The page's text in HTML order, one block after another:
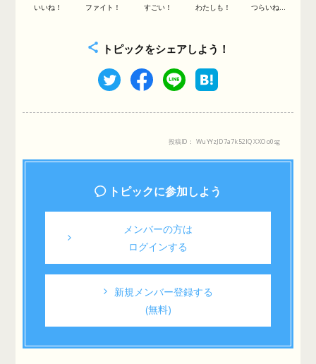
いいね！ ファイト！ すごい！ わたしも！ つらいね...
トピックをシェアしよう！
投稿ID： WuYYzJD7a7k52IQXXOo0sg
トピックに参加しよう
メンバーの方は
ログインする
新規メンバー登録する
(無料)